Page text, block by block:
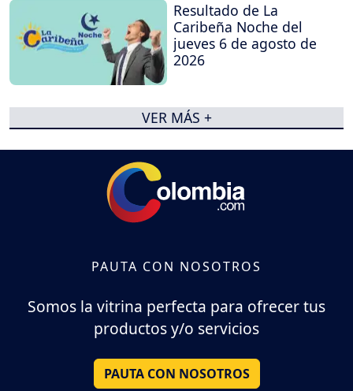
Resultado de La
Caribeña Noche del
jueves 6 de agosto de
2026
VER MÁS +
PAUTA CON NOSOTROS
Somos la vitrina perfecta para ofrecer tus
productos y/o servicios
PAUTA CON NOSOTROS